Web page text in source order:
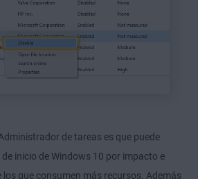
de tareas es que puede
inicio de Windows 10 por impacto e
que consumen más recursos. Además